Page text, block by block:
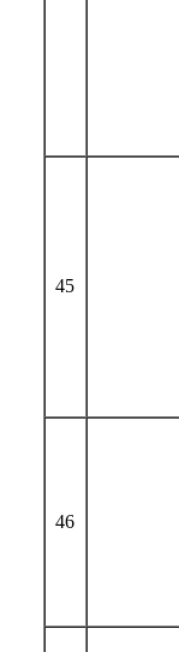
45
46